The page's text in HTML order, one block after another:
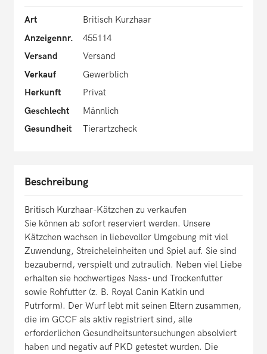
Art
Britisch Kurzhaar
Anzeigennr.
455114
Versand
Versand
Verkauf
Gewerblich
Herkunft
Privat
Geschlecht
Männlich
Gesundheit
Tierartzcheck
Beschreibung
Britisch Kurzhaar-Kätzchen zu verkaufen
Sie können ab sofort reserviert werden. Unsere
Kätzchen wachsen in liebevoller Umgebung mit viel
Zuwendung, Streicheleinheiten und Spiel auf. Sie sind
bezaubernd, verspielt und zutraulich. Neben viel Liebe
erhalten sie hochwertiges Nass- und Trockenfutter
sowie Rohfutter (z. B. Royal Canin Katkin und
Putrform). Der Wurf lebt mit seinen Eltern zusammen,
die im GCCF als aktiv registriert sind, alle
erforderlichen Gesundheitsuntersuchungen absolviert
haben und negativ auf PKD getestet wurden. Die